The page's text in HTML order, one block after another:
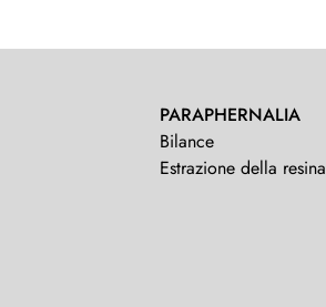
PARAPHERNALIA
Bilance
Estrazione della resina